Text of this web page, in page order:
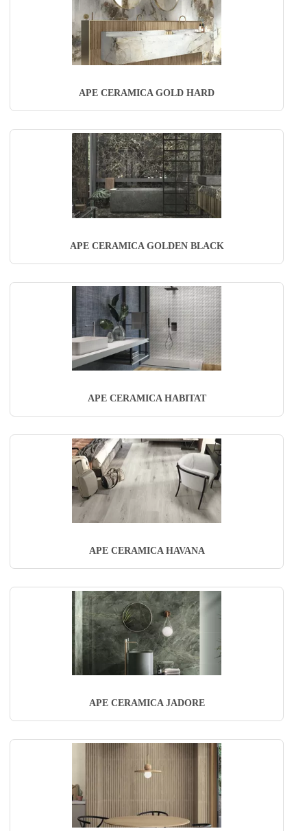
APE CERAMICA GOLD HARD
APE CERAMICA GOLDEN BLACK
APE CERAMICA HABITAT
APE CERAMICA HAVANA
APE CERAMICA JADORE